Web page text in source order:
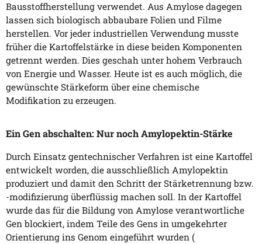
Bausstoffherstellung verwendet. Aus Amylose dagegen
lassen sich biologisch abbaubare Folien und Filme
herstellen. Vor jeder industriellen Verwendung musste
früher die Kartoffelstärke in diese beiden Komponenten
getrennt werden. Dies geschah unter hohem Verbrauch
von Energie und Wasser. Heute ist es auch möglich, die
gewünschte Stärkeform über eine chemische
Modifikation zu erzeugen.
Ein Gen abschalten: Nur noch Amylopektin-Stärke
Durch Einsatz gentechnischer Verfahren ist eine Kartoffel
entwickelt worden, die ausschließlich Amylopektin
produziert und damit den Schritt der Stärketrennung bzw.
-modifizierung überflüssig machen soll. In der Kartoffel
wurde das für die Bildung von Amylose verantwortliche
Gen blockiert, indem Teile des Gens in umgekehrter
Orientierung ins Genom eingeführt wurden (